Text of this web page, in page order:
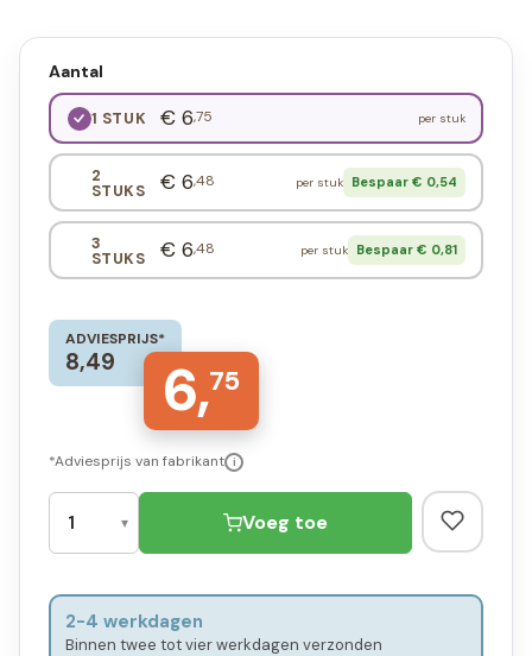
Aantal
1 STUK € 6,75 per stuk
2
STUKS € 6,48 per stuk Bespaar € 0,54
3
STUKS € 6,48 per stuk Bespaar € 0,81
ADVIESPRIJS*
8,49 6,75
*Adviesprijs van fabrikant i
Voeg toe
2-4 werkdagen
Binnen twee tot vier werkdagen verzonden